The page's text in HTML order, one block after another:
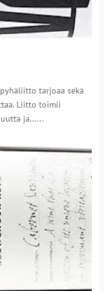
tarjoaa sekä
Liitto toimii
ja......